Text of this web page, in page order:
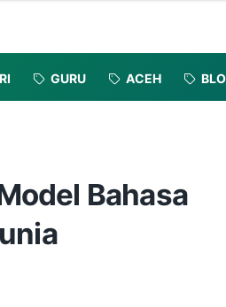
GURU ACEH
Bahasa